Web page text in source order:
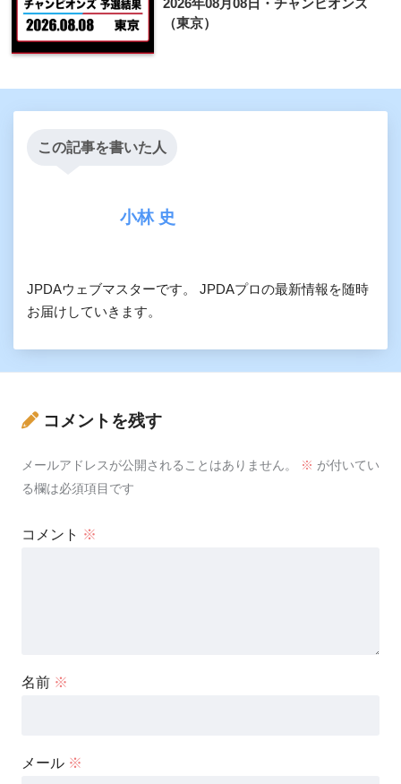
（東京）
この記事を書いた人
小林 史
JPDAウェブマスターです。 JPDAプロの最新情報を随時
お届けしていきます。
コメントを残す
メールアドレスが公開されることはありません。 ※ が付いてい
る欄は必須項目です
コメント ※
名前 ※
メール ※